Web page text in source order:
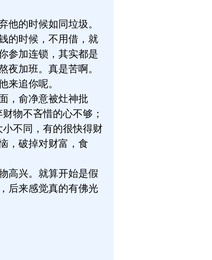
的时候如同垃圾。
的时候，不用借，就
参加连锁，其实都是
夜加班。真是苦啊。
来追你呢。
，俞净意被灶神批
物不吝惜的心不够；
不同，有的很快得财
，破掉对财富，食
高兴。就算开始是假
后来感觉真的有佛光